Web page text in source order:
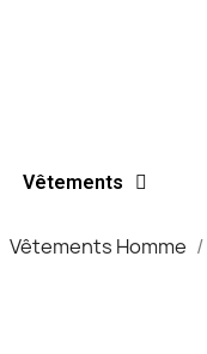
Vêtements
Vêtements Homme